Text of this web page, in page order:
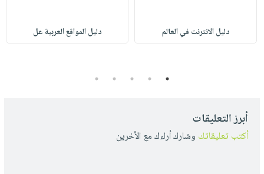
دليل الانترنت في العالم دليل المواقع العربية عل
1
2
3
4
5
أبرز التعليقات
أكتب تعليقاتك وشارك أراءك مع الأخرين